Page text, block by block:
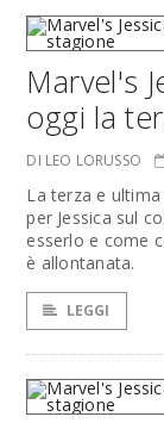
Marvel's
oggi la
DI LEO LORUSSO
La terza e
per Jessica sul
esserlo e come
è allontanata.
LEGGI